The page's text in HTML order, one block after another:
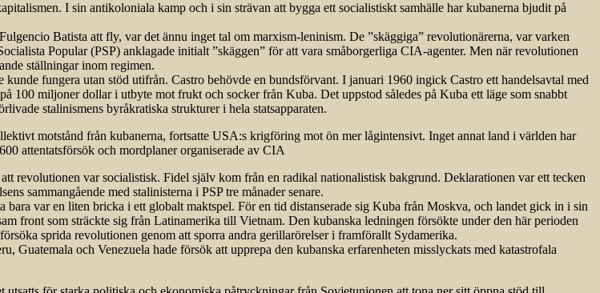
I sin antikoloniala kamp och i sin strävan att bygga ett socialistiskt samhälle har kubanerna bjudit på
Batista att fly, var det ännu inget tal om marxism-leninism. De ”skäggiga” revolutionärerna, var varken
Popular (PSP) anklagade initialt ”skäggen” för att vara småborgerliga CIA-agenter. Men när revolutionen
ställningar inom regimen.
fungera utan stöd utifrån. Castro behövde en bundsförvant. I januari 1960 ingick Castro ett handelsavtal med
100 miljoner dollar i utbyte mot frukt och socker från Kuba. Det uppstod således på Kuba ett läge som snabbt
stalinismens byråkratiska strukturer i hela statsapparaten.
motstånd från kubanerna, fortsatte USA:s krigföring mot ön mer lågintensivt. Inget annat land i världen har
attentatsförsök och mordplaner organiserade av CIA
revolutionen var socialistisk. Fidel själv kom från en radikal nationalistisk bakgrund. Deklarationen var ett tecken
sammangående med stalinisterna i PSP tre månader senare.
var en liten bricka i ett globalt maktspel. För en tid distanserade sig Kuba från Moskva, och landet gick in i sin
front som sträckte sig från Latinamerika till Vietnam. Den kubanska ledningen försökte under den här perioden
sprida revolutionen genom att sporra andra gerillarörelser i framförallt Sydamerika.
och Venezuela hade försök att upprepa den kubanska erfarenheten misslyckats med katastrofala